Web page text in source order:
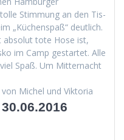
Stim­mung an den Tis­
„Küchenspaß“ deut­lich.
abso­lut tote Hose ist,
im Camp ges­tartet. Alle
Spaß. Um Mit­ter­nacht
Michel und Viktoria